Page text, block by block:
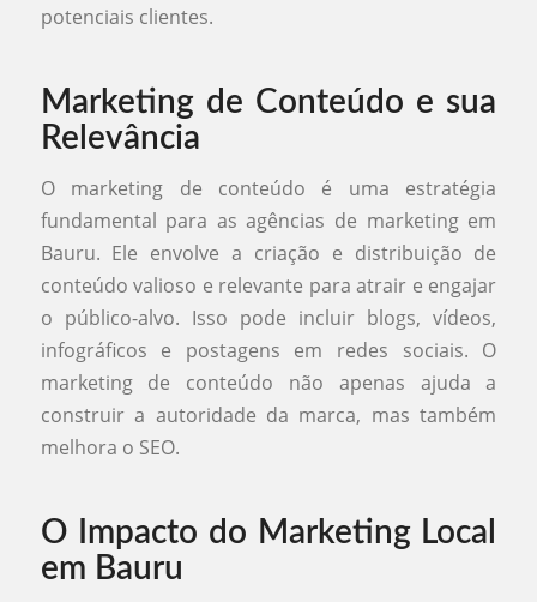
potenciais clientes.
Marketing de Conteúdo e sua
Relevância
O marketing de conteúdo é uma estratégia
fundamental para as agências de marketing em
Bauru. Ele envolve a criação e distribuição de
conteúdo valioso e relevante para atrair e engajar
o público-alvo. Isso pode incluir blogs, vídeos,
infográficos e postagens em redes sociais. O
marketing de conteúdo não apenas ajuda a
construir a autoridade da marca, mas também
melhora o SEO.
O Impacto do Marketing Local
em Bauru